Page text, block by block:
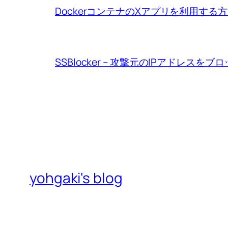
DockerコンテナのXアプリを利用する
SSBlocker – 攻撃元のIPアドレスをブロ
yohgaki's blog